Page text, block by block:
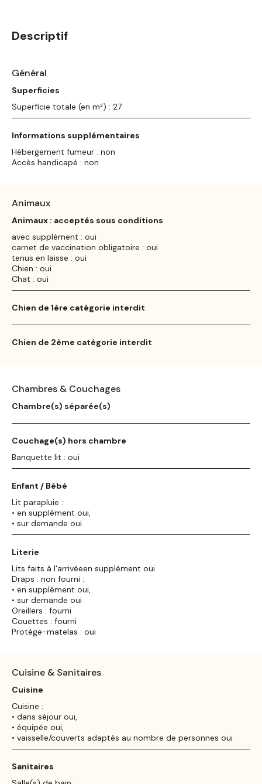
Descriptif
Général
Superficies
Superficie totale (en m²) : 27
Informations supplémentaires
Hébergement fumeur : non
Accès handicapé : non
Animaux
Animaux : acceptés sous conditions
avec supplément : oui
carnet de vaccination obligatoire : oui
tenus en laisse : oui
Chien : oui
Chat : oui
Chien de 1ère catégorie interdit
Chien de 2ème catégorie interdit
Chambres & Couchages
Chambre(s) séparée(s)
Couchage(s) hors chambre
Banquette lit : oui
Enfant / Bébé
Lit parapluie :
• en supplément oui,
• sur demande oui
Literie
Lits faits à l'arrivéeen supplément oui
Draps : non fourni :
• en supplément oui,
• sur demande oui
Oreillers : fourni
Couettes : fourni
Protège-matelas : oui
Cuisine & Sanitaires
Cuisine
Cuisine :
• dans séjour oui,
• équipée oui,
• vaisselle/couverts adaptés au nombre de personnes oui
Sanitaires